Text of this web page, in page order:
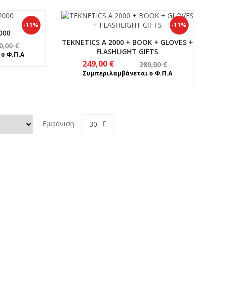
€.
-11%
€
ο Φ.Π.Α
-11%
TEKNETICS A 2000 + BOOK + GLOVES +
FLASHLIGHT GIFTS
280,00€
Original
price
249,00 €
τρέχουσα
Συμπεριλαμβάνεται ο Φ.Π.Α
Εμφάνιση 30